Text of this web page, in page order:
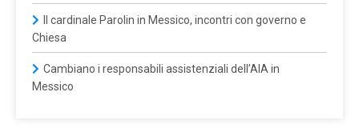
Il cardinale Parolin in Messico, incontri con governo e
Chiesa
Cambiano i responsabili assistenziali dell’AIA in
Messico